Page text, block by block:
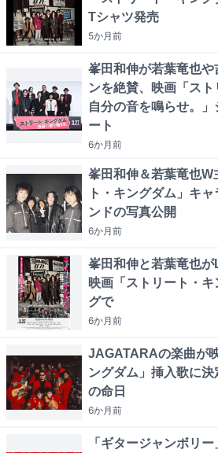
Tシャツ発売
5か月前
峯田和伸が若葉竜也
ンを絶賛、映画「ス
自分の音を鳴らせ。
ート
6か月前
峯田和伸＆若葉竜也
ト・キングダム」キ
ンドの写真公開
6か月前
峯田和伸と若葉竜也が
映画「ストリート・
グで
6か月前
JAGATARAの楽曲が
ングダム」挿入歌に
の命日
6か月前
「ギタージャンボリ